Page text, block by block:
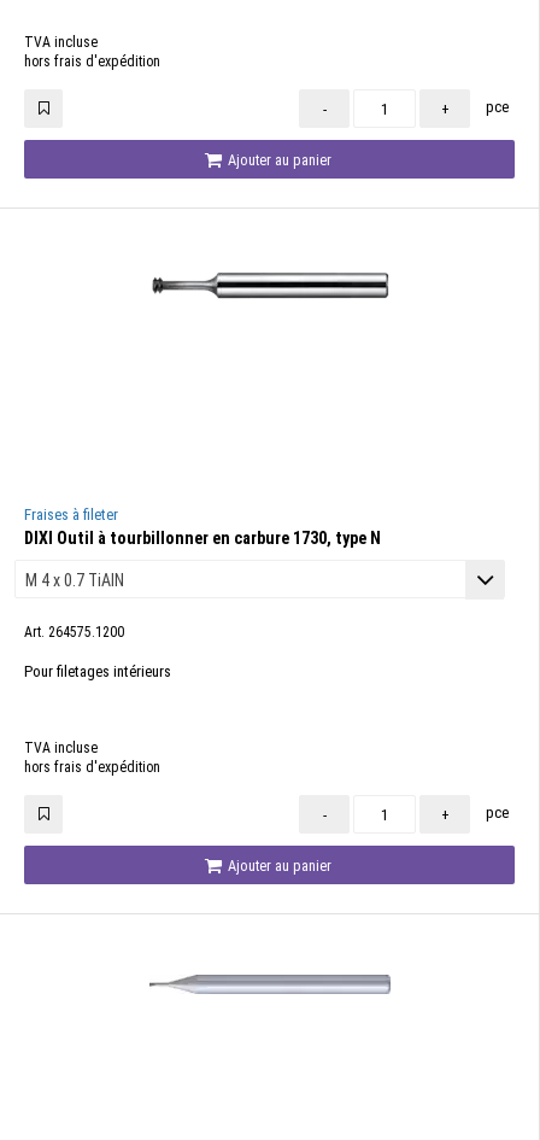
TVA incluse
hors frais d'expédition
- + pce
Ajouter au panier
Fraises à fileter
DIXI Outil à tourbillonner en carbure 1730, type N
Art. 264575.1200
Pour filetages intérieurs
TVA incluse
hors frais d'expédition
- + pce
Ajouter au panier